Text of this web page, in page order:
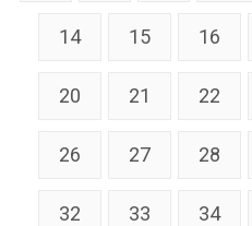
14 15 16
20 21 22
26 27 28
32 33 34